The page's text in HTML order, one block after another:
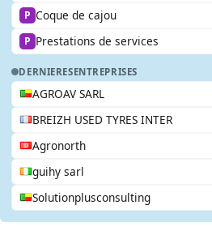
P Coque de cajou
P Prestations de services
DERNIERESENTREPRISES
AGROAV SARL
BREIZH USED TYRES INTER
Agronorth
guihy sarl
Solutionplusconsulting